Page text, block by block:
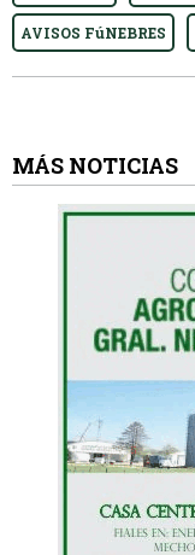
AVISOS FúNEBRES
MÁS NOTICIAS